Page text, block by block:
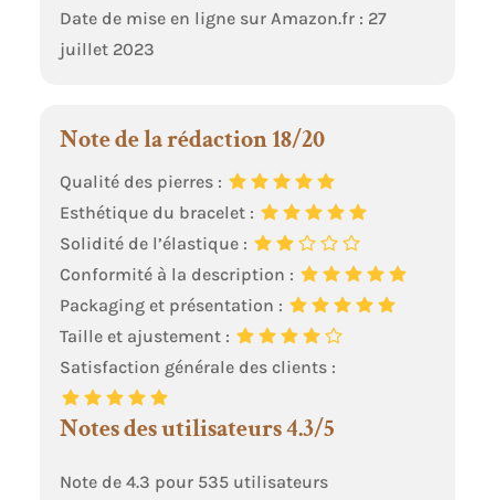
Date de mise en ligne sur Amazon.fr : 27
juillet 2023
Note de la rédaction 18/20
Qualité des pierres :
Esthétique du bracelet :
Solidité de l’élastique :
Conformité à la description :
Packaging et présentation :
Taille et ajustement :
Satisfaction générale des clients :
Notes des utilisateurs 4.3/5
Note de 4.3 pour 535 utilisateurs